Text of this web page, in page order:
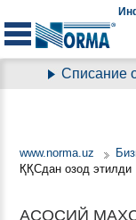
Списание
www.norma.uz
ҚҚСдан озод этилди
АСОСИЙ